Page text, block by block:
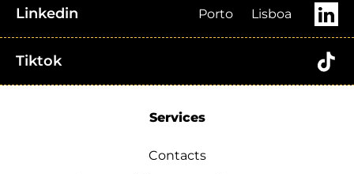
Linkedin Porto Lisboa
Tiktok
Services
Contacts